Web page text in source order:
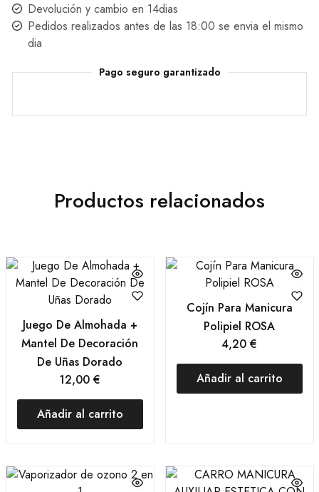
Devolución y cambio en 14dias
Pedidos realizados antes de las 18:00 se envia el mismo
dia
Pago seguro garantizado
Productos relacionados
Juego De Almohada +
Mantel De Decoración
De Uñas Dorado
12,00 €
Añadir al carrito
Cojín Para Manicura
Polipiel ROSA
4,20 €
Añadir al carrito